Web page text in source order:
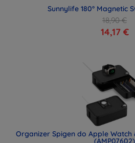
Sunnylife 180° Magnetic
18,90 €
14,17 €
Organizer Spigen do Apple Watch
(AMP07602)